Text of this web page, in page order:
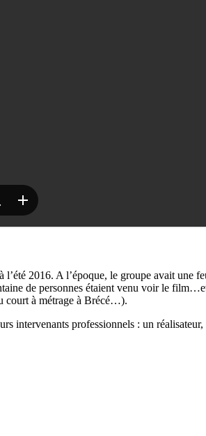
2016. A l’époque, le groupe avait une
de personnes étaient venu voir le
court à métrage à Brécé…).
intervenants professionnels : un